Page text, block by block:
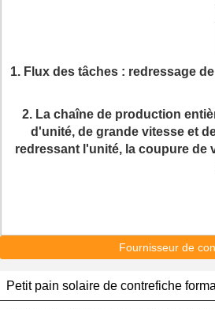
1. Flux des tâches : redressage
2. La chaîne de production
d'unité, de grande vitesse et
redressant l'unité, la coupure de
Fournisseur de
Petit pain solaire de contrefiche